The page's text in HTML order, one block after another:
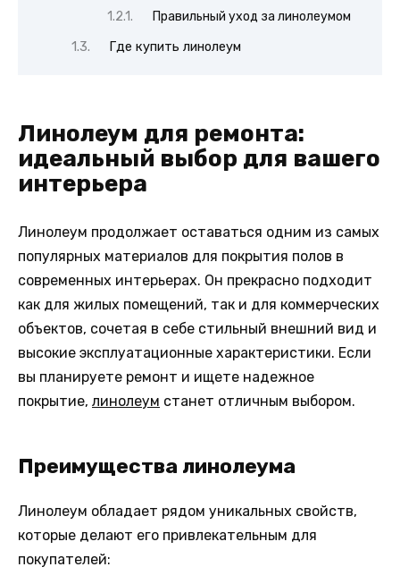
Правильный уход за линолеумом
Где купить линолеум
Линолеум для ремонта:
идеальный выбор для вашего
интерьера
Линолеум продолжает оставаться одним из самых
популярных материалов для покрытия полов в
современных интерьерах. Он прекрасно подходит
как для жилых помещений, так и для коммерческих
объектов, сочетая в себе стильный внешний вид и
высокие эксплуатационные характеристики. Если
вы планируете ремонт и ищете надежное
покрытие, линолеум станет отличным выбором.
Преимущества линолеума
Линолеум обладает рядом уникальных свойств,
которые делают его привлекательным для
покупателей: